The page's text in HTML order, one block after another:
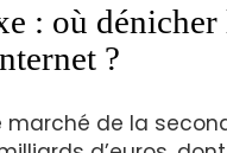
: où dénicher
?
marché de la